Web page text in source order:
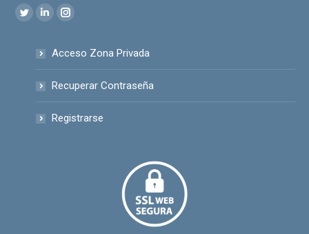
Encuéntranos en:
Twitter
opens
new
Linkedin
opens
new
Instagram
opens
new
Acceso Zona Privada
Recuperar Contraseña
Registrarse